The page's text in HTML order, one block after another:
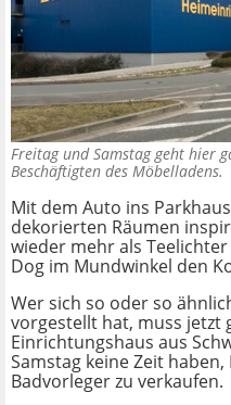
Freitag und Samstag geht hier
Beschäftigten des
Mit dem Auto ins
dekorierten Räumen
wieder mehr als
Dog im Mundwinkel den
Wer sich so oder so
vorgestellt hat, muss jetzt
Einrichtungshaus aus
Samstag keine Zeit
Badvorleger zu verkaufen.